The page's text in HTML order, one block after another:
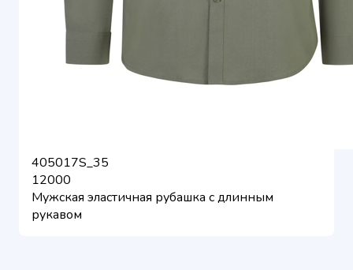
405017S_35
12000
Мужская эластичная рубашка с длинным
рукавом